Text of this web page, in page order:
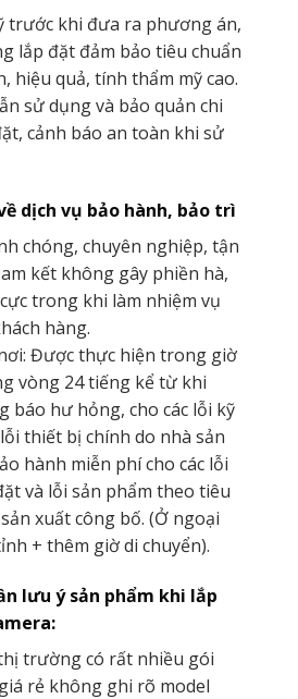
trước khi đưa ra phương án,
lắp đặt đảm bảo tiêu chuẩn
hiệu quả, tính thẩm mỹ cao.
sử dụng và bảo quản chi
cảnh báo an toàn khi sử
dịch vụ bảo hành, bảo trì
chóng, chuyên nghiệp, tận
kết không gây phiền hà,
trong khi làm nhiệm vụ
hàng.
Được thực hiện trong giờ
vòng 24 tiếng kể từ khi
báo hư hỏng, cho các lỗi kỹ
thiết bị chính do nhà sản
hành miễn phí cho các lỗi
và lỗi sản phẩm theo tiêu
xuất công bố. (Ở ngoại
+ thêm giờ di chuyển).
lưu ý sản phẩm khi lắp
trường có rất nhiều gói
rẻ không ghi rõ model